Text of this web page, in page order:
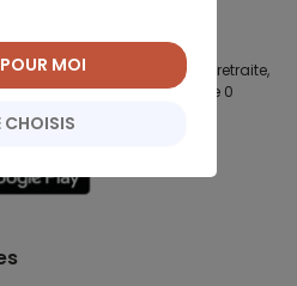
contrats (assurance vie, retraite,
versez facilement. Garantie 0
CHOISIS
MOI